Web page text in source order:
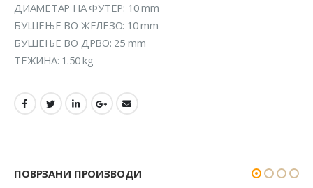
ДИАМЕТАР НA ФУТЕР: 10 mm
БУШЕЊЕ ВО ЖЕЛЕЗО: 10 mm
БУШЕЊЕ ВО ДРВО: 25 mm
ТЕЖИНА: 1.50 kg
ПОВРЗАНИ ПРОИЗВОДИ